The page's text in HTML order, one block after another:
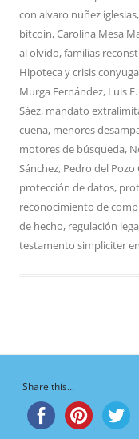
con alvaro nuñez iglesias,
bitcoin,Carolina Mesa
al olvido,familias
Hipoteca y crisis
Murga Fernández, Luis
Sáez, mandato
cuena, menores
motores de búsqueda,
Sánchez, Pedro del Pozo
protección de datos,
reconocimiento de
de hecho, regulación
testamento simpliciteren
Share this...